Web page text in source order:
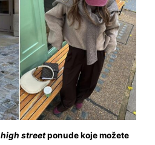
high streetponude koje možete